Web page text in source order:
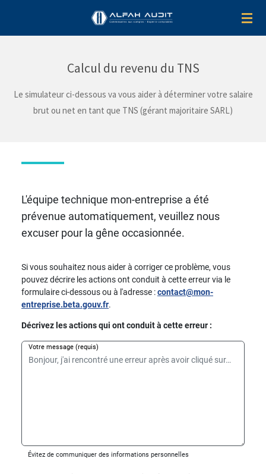
Calcul du revenu du TNS
Le simulateur ci-dessous va vous aider à déterminer votre salaire
brut ou net en tant que TNS (gérant majoritaire SARL)